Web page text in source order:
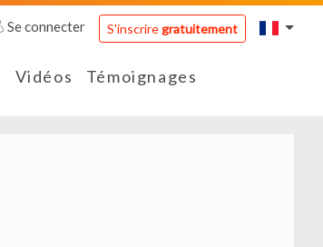
Se connecter S'inscriregratuitement
Vidéos Témoignages